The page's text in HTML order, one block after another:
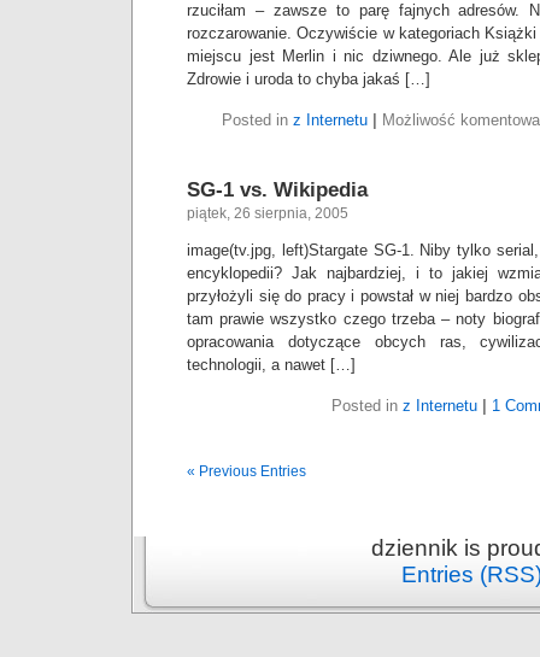
rzuciłam – zawsze to parę fajnych adresów.
rozczarowanie. Oczywiście w kategoriach
miejscu jest Merlin i nic dziwnego. Ale już
Zdrowie i uroda to chyba jakaś […]
Posted in z Internetu Możliwość
SG-1 vs. Wikipedia
piątek, 26 sierpnia, 2005
image(tv.jpg, left)Stargate SG-1. Niby tylko
encyklopedii? Jak najbardziej, i to jakiej
przyłożyli się do pracy i powstał w niej bardzo
tam prawie wszystko czego trzeba – noty
opracowania dotyczące obcych ras,
technologii, a nawet […]
Posted in z Internetu 1
« Previous Entries
dziennik is
Entries